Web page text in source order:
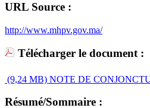
URL Source :
http://www.mhpv.gov.ma/
Télécharger le document :
(9,24 MB) NOTE DE
Résumé/Sommaire :